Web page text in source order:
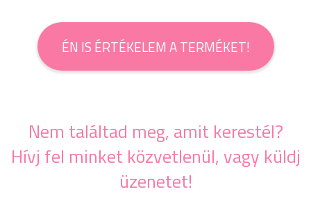
ÉN IS ÉRTÉKELEM A TERMÉKET!
Nem találtad meg, amit kerestél?
Hívj fel minket közvetlenül, vagy küldj
üzenetet!